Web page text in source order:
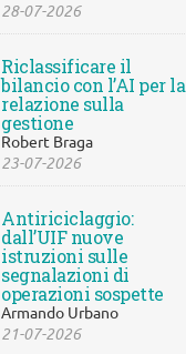
28-07-2026
Riclassificare il
bilancio con l’AI per la
relazione sulla
gestione
Robert Braga
23-07-2026
Antiriciclaggio:
dall’UIF nuove
istruzioni sulle
segnalazioni di
operazioni sospette
Armando Urbano
21-07-2026